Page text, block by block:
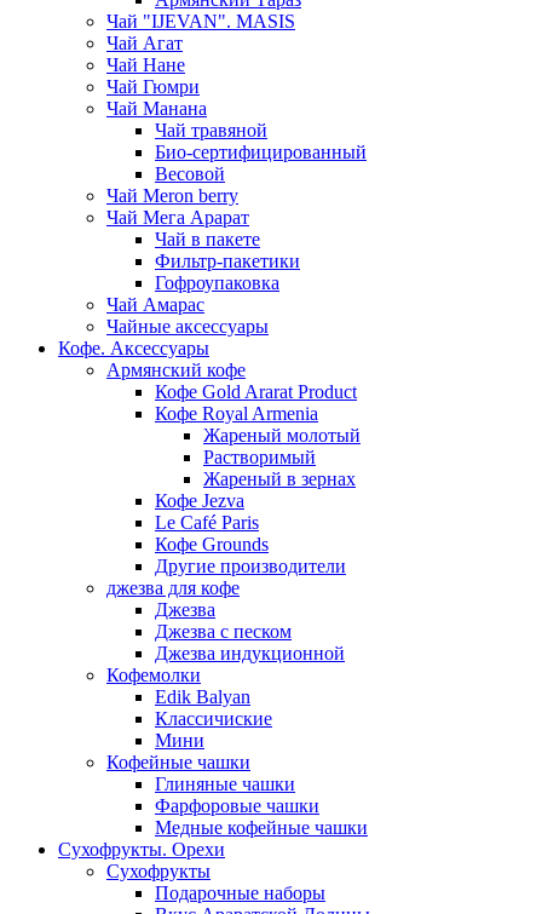
Чай "IJEVAN". MASIS
Чай Агат
Чай Нане
Чай Гюмри
Чай Манана
Чай травяной
Био-сертифицированный
Весовой
Чай Meron berry
Чай Мега Арарат
Чай в пакете
Фильтр-пакетики
Гофроупаковка
Чай Амарас
Чайные аксессуары
Кофе. Аксессуары
Армянский кофе
Кофе Gold Ararat Product
Кофе Royal Armenia
Жареный молотый
Растворимый
Жареный в зернах
Кофе Jezva
Le Café Paris
Кофе Grounds
Другие производители
джезва для кофе
Джезва
Джезва с песком
Джезва индукционной
Кофемолки
Edik Balyan
Классичиские
Мини
Кофейные чашки
Глиняные чашки
Фарфоровые чашки
Медные кофейные чашки
Сухофрукты. Орехи
Сухофрукты
Подарочные наборы